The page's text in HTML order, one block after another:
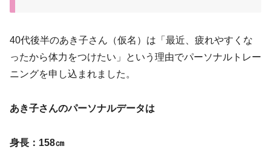
40代後半のあき子さん（仮名）は「最近、疲れやすくな
ったから体力をつけたい」という理由でパーソナルトレー
ニングを申し込まれました。
あき子さんのパーソナルデータは
身長：158㎝